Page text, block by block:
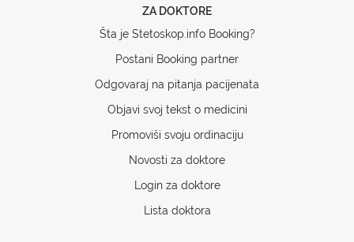
ZA DOKTORE
Šta je Stetoskop.info Booking?
Postani Booking partner
Odgovaraj na pitanja pacijenata
Objavi svoj tekst o medicini
Promoviši svoju ordinaciju
Novosti za doktore
Login za doktore
Lista doktora